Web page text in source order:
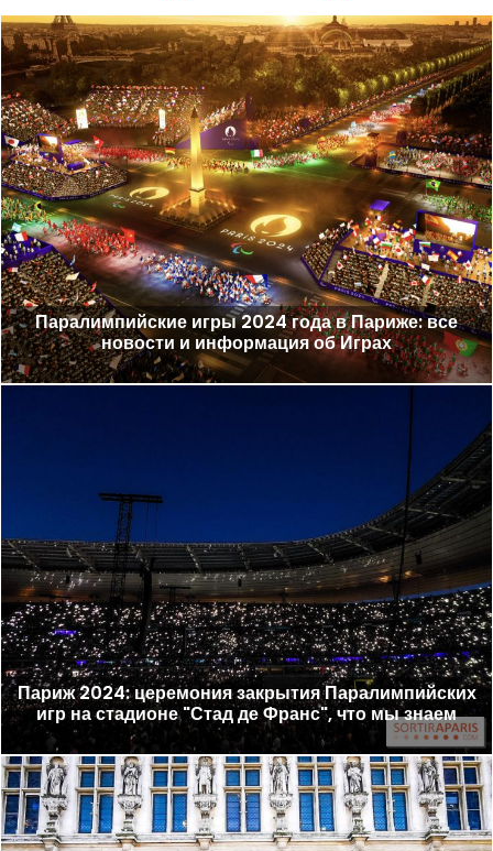
Паралимпийские игры 2024 года в Париже: все
новости и информация об Играх
Париж 2024: церемония закрытия Паралимпийских
игр на стадионе "Стад де Франс", что мы знаем